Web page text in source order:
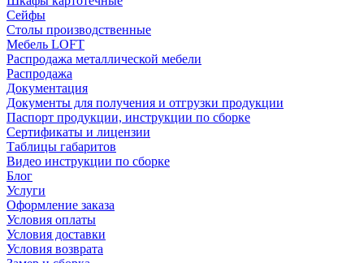
Сейфы
Столы производственные
Мебель LOFT
Распродажа металлической мебели
Распродажа
Документация
Документы для получения и отгрузки продукции
Паспорт продукции, инструкции по сборке
Сертификаты и лицензии
Таблицы габаритов
Видео инструкции по сборке
Блог
Услуги
Оформление заказа
Условия оплаты
Условия доставки
Условия возврата